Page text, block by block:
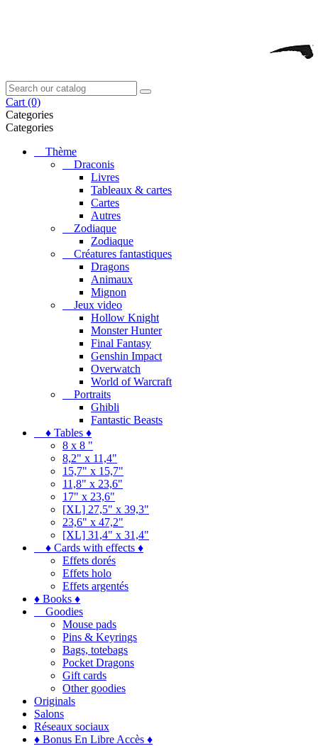
Cart (0)
Categories
Categories
Thème
Draconis
Livres
Tableaux & cartes
Cartes
Autres
Zodiaque
Zodiaque
Créatures fantastiques
Dragons
Animaux
Mignon
Jeux video
Hollow Knight
Monster Hunter
Final Fantasy
Genshin Impact
Overwatch
World of Warcraft
Portraits
Ghibli
Fantastic Beasts
♦ Tables ♦
8 x 8 "
8,2" x 11,4"
15,7" x 15,7"
11,8" x 23,6"
17" x 23,6"
[XL] 27,5" x 39,3"
23,6" x 47,2"
[XL] 31,4" x 31,4"
♦ Cards with effects ♦
Effets dorés
Effets holo
Effets argentés
♦ Books ♦
Goodies
Mouse pads
Pins & Keyrings
Bags, totebags
Pocket Dragons
Gift cards
Other goodies
Originals
Salons
Réseaux sociaux
♦ Bonus En Libre Accès ♦